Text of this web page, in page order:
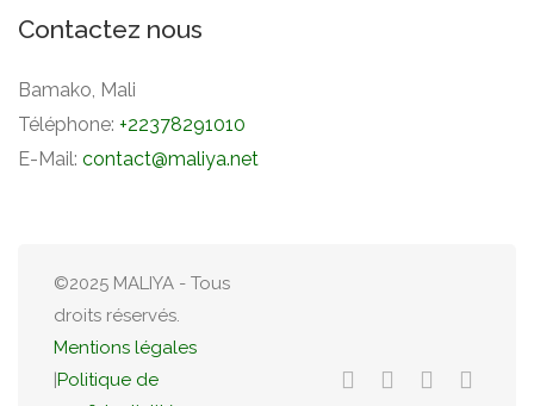
Contactez nous
Bamako, Mali
Téléphone: +22378291010
E-Mail: contact@maliya.net
©2025 MALIYA - Tous
droits réservés.
Mentions légales
|Politique de